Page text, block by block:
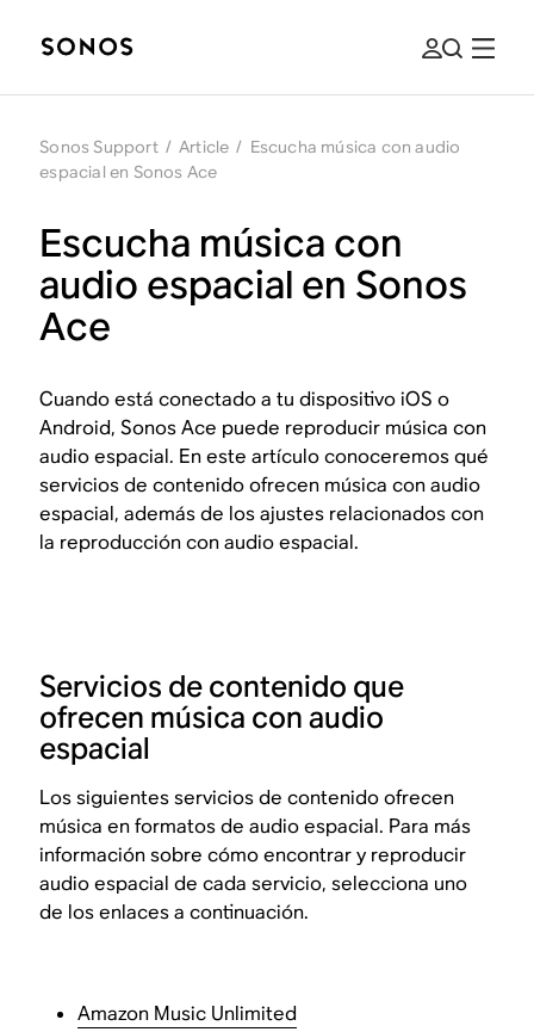
Sonos Support / Article / Escucha música con audio
espacial en Sonos Ace
Escucha música con
audio espacial en Sonos
Ace
Cuando está conectado a tu dispositivo iOS o
Android, Sonos Ace puede reproducir música con
audio espacial. En este artículo conoceremos qué
servicios de contenido ofrecen música con audio
espacial, además de los ajustes relacionados con
la reproducción con audio espacial.
Servicios de contenido que
ofrecen música con audio
espacial
Los siguientes servicios de contenido ofrecen
música en formatos de audio espacial. Para más
información sobre cómo encontrar y reproducir
audio espacial de cada servicio, selecciona uno
de los enlaces a continuación.
Amazon Music Unlimited